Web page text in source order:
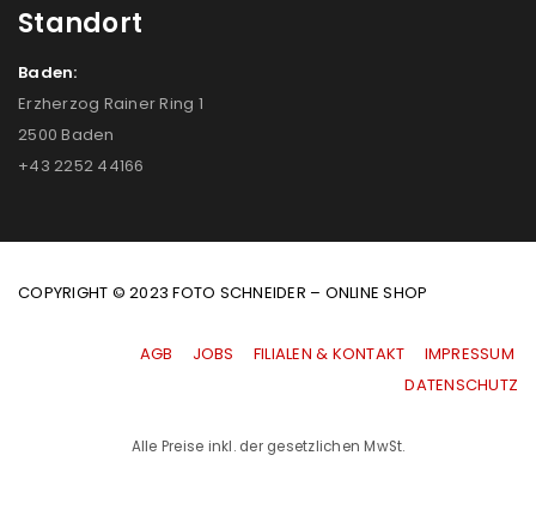
Standort
Baden:
Erzherzog Rainer Ring 1
2500 Baden
+43 2252 44166
COPYRIGHT © 2023 FOTO SCHNEIDER – ONLINE SHOP
AGB JOBS FILIALEN & KONTAKT
IMPRESSUM
|DATENSCHUTZ
Alle Preise inkl. der gesetzlichen MwSt.